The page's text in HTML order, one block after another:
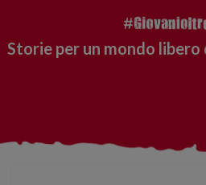
Storie per un mondo